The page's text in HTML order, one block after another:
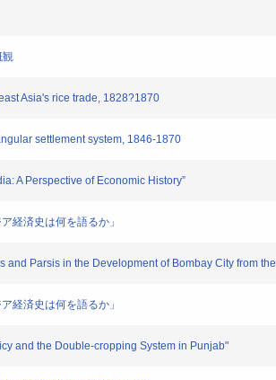
観
Asia's rice trade, 1828?1870
settlement system, 1846-1870
A Perspective of Economic History”
経済史は何を語るか」
and Parsis in the Development of Bombay City from
経済史は何を語るか」
and the Double-cropping System in Punjab"